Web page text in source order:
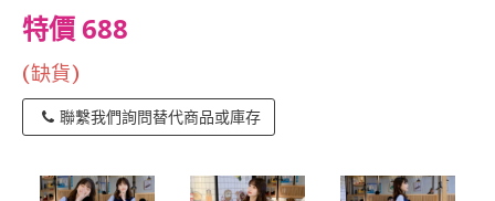
特價 688
(缺貨)
聯繫我們詢問替代商品或庫存